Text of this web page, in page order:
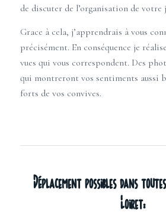
de discuter de l’organisation de votre
Grace à cela, j’apprendrais à vous
précisément. En conséquence je
vues qui vous correspondent. Des
qui montreront vos sentiments aussi
forts de vos convives.
Déplacement possibles dans
Loiret: